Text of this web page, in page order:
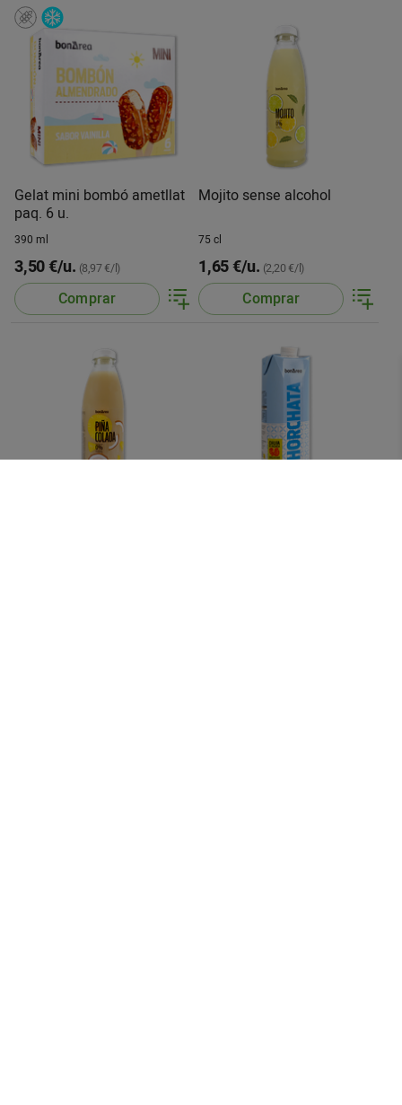
Gelat mini bombó ametllat
paq. 6 u.
390 ml
3,50 €/u. (8,97 €/l)
Comprar
Mojito sense alcohol
75 cl
1,65 €/u. (2,20 €/l)
Comprar